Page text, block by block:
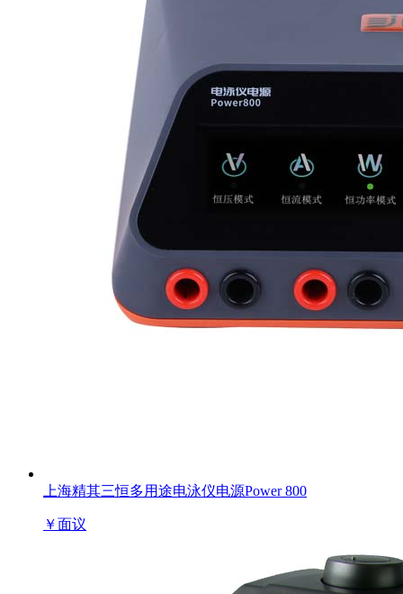
上海精其三恒多用途电泳仪电源Power 800
￥面议